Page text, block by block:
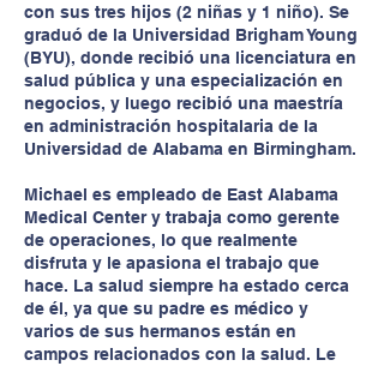
con sus tres hijos (2 niñas y 1 niño). Se
graduó de la Universidad Brigham Young
(BYU), donde recibió una licenciatura en
salud pública y una especialización en
negocios, y luego recibió una maestría
en administración hospitalaria de la
Universidad de Alabama en Birmingham.
Michael es empleado de East Alabama
Medical Center y trabaja como gerente
de operaciones, lo que realmente
disfruta y le apasiona el trabajo que
hace. La salud siempre ha estado cerca
de él, ya que su padre es médico y
varios de sus hermanos están en
campos relacionados con la salud. Le